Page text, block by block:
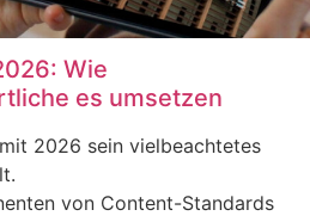
Wie
es umsetzen
2026 sein vielbeachtetes
von Content-Standards